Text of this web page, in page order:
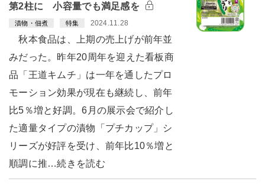
第2柱に 小容量でも満足感を
漬物・佃煮 特集 2024.11.28
秋本食品は、上期の売上げが前年並
みだった。昨年20周年を迎えた看板商
品「王道キムチ」は一年を通したプロ
モーション効果が現在も継続し、前年
比5％増と好調。6月の展示会で紹介し
た適量タイプの漬物「プチカップ」シ
リーズが好評を受け、前年比10％増と
順調に推…続きを読む